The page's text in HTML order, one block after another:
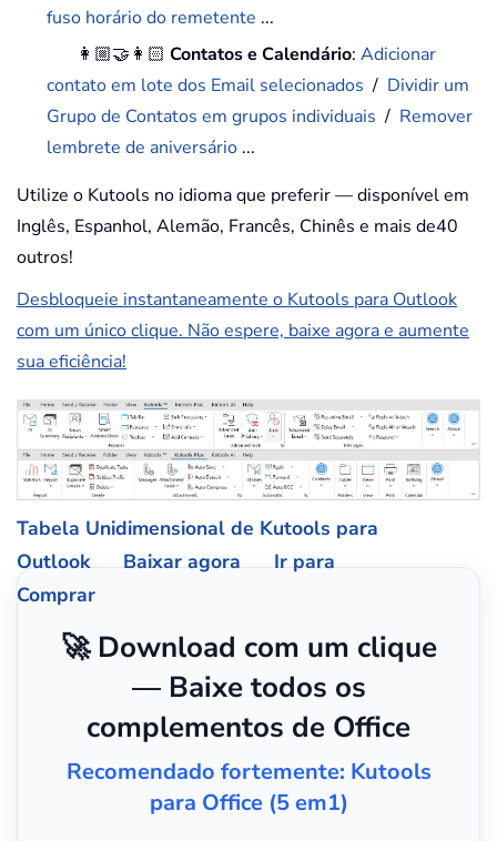
fuso horário do remetente ...
👩🏼‍🤝‍👩🏻Contatos e Calendário:Adicionar
contato em lote dos Email selecionados / Dividir um
Grupo de Contatos em grupos individuais / Remover
lembrete de aniversário ...
Utilize o Kutools no idioma que preferir — disponível em
Inglês, Espanhol, Alemão, Francês, Chinês e mais de40
outros!
Desbloqueie instantaneamente o Kutools para Outlook
com um único clique. Não espere, baixe agora e aumente
sua eficiência!
Tabela Unidimensional de Kutools para
Outlook
Baixar agora
Ir para
Comprar
🚀 Download com um clique
— Baixe todos os
complementos de Office
Recomendado fortemente: Kutools
para Office (5 em1)